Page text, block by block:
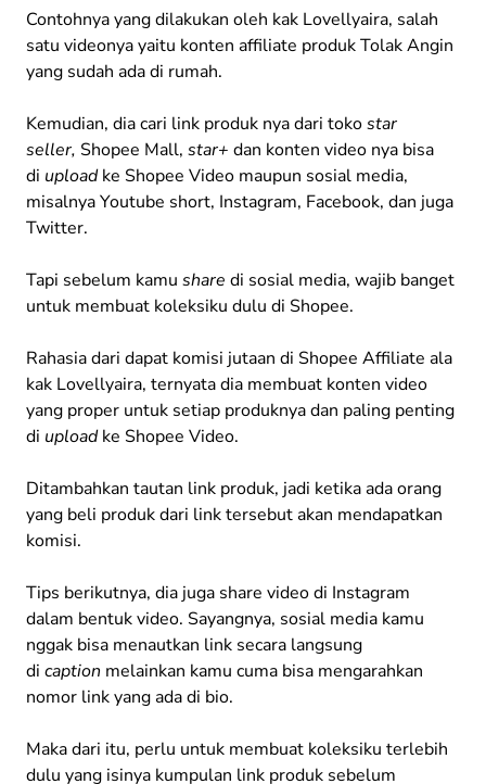
Contohnya yang dilakukan oleh kak Lovellyaira, salah
satu videonya yaitu konten affiliate produk Tolak Angin
yang sudah ada di rumah.
Kemudian, dia cari link produk nya dari tokostar
seller, Shopee Mall, star+ dan konten video nya bisa
di uploadke Shopee Video maupun sosial media,
misalnya Youtube short, Instagram, Facebook, dan juga
Twitter.
Tapi sebelum kamu share di sosial media, wajib banget
untuk membuat koleksiku dulu di Shopee.
Rahasia dari dapat komisi jutaan di Shopee Affiliate ala
kak Lovellyaira, ternyata dia membuat konten video
yang proper untuk setiap produknya dan paling penting
di uploadke Shopee Video.
Ditambahkan tautan link produk, jadi ketika ada orang
yang beli produk dari link tersebut akan mendapatkan
komisi.
Tips berikutnya, dia juga share video di Instagram
dalam bentuk video. Sayangnya, sosial media kamu
nggak bisa menautkan link secara langsung
di caption melainkan kamu cuma bisa mengarahkan
nomor link yang ada di bio.
Maka dari itu, perlu untuk membuat koleksiku terlebih
dulu yang isinya kumpulan link produk sebelum